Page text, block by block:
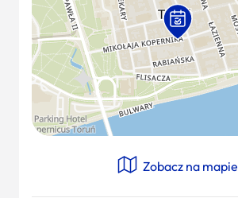
Zobacz na mapie